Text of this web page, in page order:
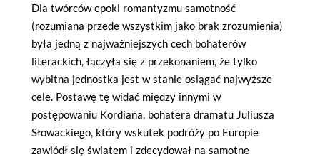
Dla twórców epoki romantyzmu samotność
(rozumiana przede wszystkim jako brak zrozumienia)
była jedną z najważniejszych cech bohaterów
literackich, łączyła się z przekonaniem, że tylko
wybitna jednostka jest w stanie osiągać najwyższe
cele. Postawę tę widać między innymi w
postępowaniu Kordiana, bohatera dramatu Juliusza
Słowackiego, który wskutek podróży po Europie
zawiódł się światem i zdecydował na samotne